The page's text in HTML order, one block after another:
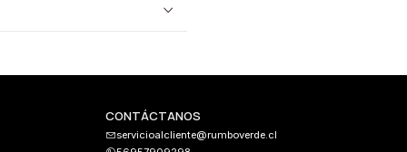
CONTÁCTANOS
servicioalcliente@rumboverde.cl